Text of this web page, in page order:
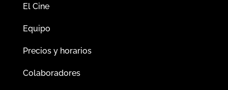
El Cine
Equipo
Precios y horarios
Colaboradores